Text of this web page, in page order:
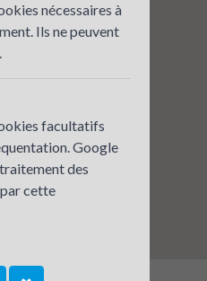
nécessaires à
Ils ne peuvent
facultatifs
Google
des
cette